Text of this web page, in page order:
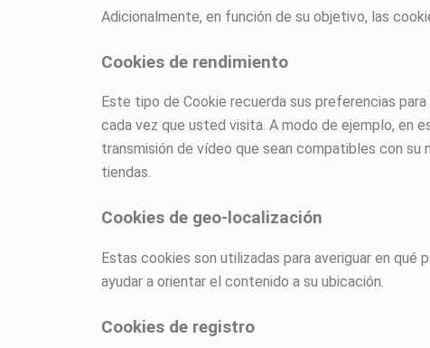
Adicionalmente, en función de su objetivo, las
Cookies de rendimiento
Este tipo de Cookie recuerda sus preferencias
cada vez que usted visita. A modo de ejemplo, en
transmisión de vídeo que sean compatibles con
tiendas.
Cookies de geo-localización
Estas cookies son utilizadas para averiguar en
ayudar a orientar el contenido a su ubicación.
Cookies de registro